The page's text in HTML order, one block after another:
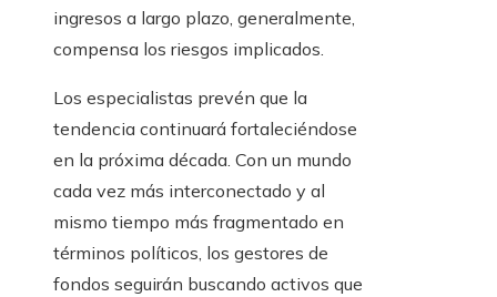
ingresos a largo plazo, generalmente,
compensa los riesgos implicados.
Los especialistas prevén que la
tendencia continuará fortaleciéndose
en la próxima década. Con un mundo
cada vez más interconectado y al
mismo tiempo más fragmentado en
términos políticos, los gestores de
fondos seguirán buscando activos que